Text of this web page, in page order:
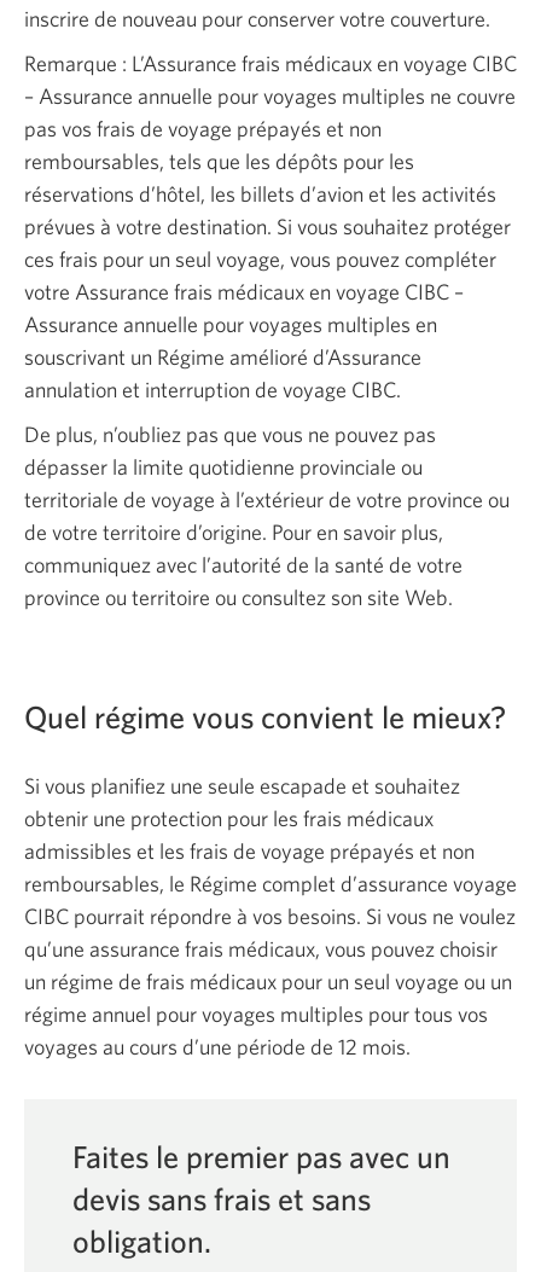
inscrire de nouveau pour conserver votre couverture.
Remarque : L’Assurance frais médicaux en voyage CIBC
– Assurance annuelle pour voyages multiples ne couvre
pas vos frais de voyage prépayés et non
remboursables, tels que les dépôts pour les
réservations d’hôtel, les billets d’avion et les activités
prévues à votre destination. Si vous souhaitez protéger
ces frais pour un seul voyage, vous pouvez compléter
votre Assurance frais médicaux en voyage CIBC –
Assurance annuelle pour voyages multiples en
souscrivant un Régime amélioré d’Assurance
annulation et interruption de voyage CIBC.
De plus, n’oubliez pas que vous ne pouvez pas
dépasser la limite quotidienne provinciale ou
territoriale de voyage à l’extérieur de votre province ou
de votre territoire d’origine. Pour en savoir plus,
communiquez avec l’autorité de la santé de votre
province ou territoire ou consultez son site Web.
Quel régime vous convient le mieux?
Si vous planifiez une seule escapade et souhaitez
obtenir une protection pour les frais médicaux
admissibles et les frais de voyage prépayés et non
remboursables, le Régime complet d’assurance voyage
CIBC pourrait répondre à vos besoins. Si vous ne voulez
qu’une assurance frais médicaux, vous pouvez choisir
un régime de frais médicaux pour un seul voyage ou un
régime annuel pour voyages multiples pour tous vos
voyages au cours d’une période de 12 mois.
Faites le premier pas avec un
devis sans frais et sans
obligation.